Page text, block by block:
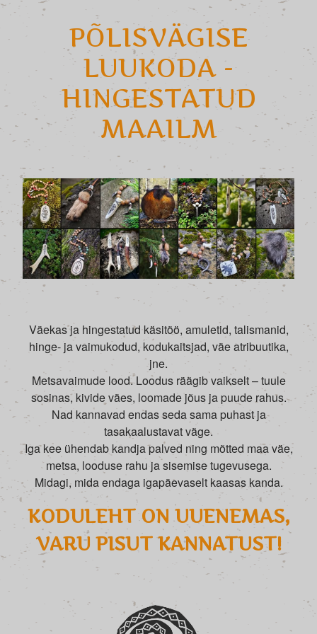
PÕLISVÄGISE
LUUKODA -
HINGESTATUD
MAAILM
Väekas ja hingestatud käsitöö, amuletid, talismanid,
hinge- ja vaimukodud, kodukaitsjad, väe atribuutika,
jne.
Metsavaimude lood. Loodus räägib vaikselt – tuule
sosinas, kivide väes, loomade jõus ja puude rahus.
Nad kannavad endas seda sama puhast ja
tasakaalustavat väge.
Iga kee ühendab kandja palved ning mõtted maa väe,
metsa, looduse rahu ja sisemise tugevusega.
Midagi, mida endaga igapäevaselt kaasas kanda.
KODULEHT ON UUENEMAS,
VARU PISUT KANNATUST!